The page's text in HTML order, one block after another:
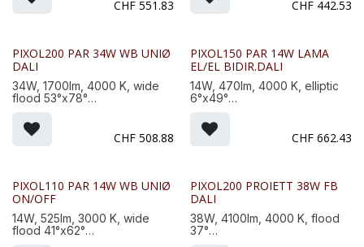
CHF 551.83 CHF 442.53
PIXOL200 PAR 34W WB UNIØ
DALI
34W, 1700lm, 4000 K, wide
flood 53°x78°
-16
Dim. : 200x200x140mm, Poids
CHF 508.88
PIXOL150 PAR 14W LAMA
EL/EL BIDIR.DALI
14W, 470lm, 4000 K, elliptic
6°x49°
-21
Dim. : 150x150x100mm, Poids :
CHF 662.43
PIXOL110 PAR 14W WB UNIØ
ON/OFF
14W, 525lm, 3000 K, wide
flood 41°x62°
PIXOL200 PROIETT 38W FB
DALI
38W, 4100lm, 4000 K, flood
37°